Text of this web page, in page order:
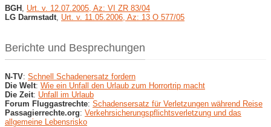
BGH Urt. v. 12.07.2005, Az: VI ZR 83/04
LG Darmstadt Urt. v. 11.05.2006, Az: 13 O 577/05
Berichte und Besprechungen
N-TV: Schnell Schadenersatz fordern
Die Welt: Wie ein Unfall den Urlaub zum Horrortrip macht
Die Zeit: Unfall im Urlaub
Forum Fluggastrechte: Schadensersatz für Verletzungen während Reise
Passagierrechte.org: Verkehrsicherungspflichtsverletzung und das
allgemeine Lebensrisko